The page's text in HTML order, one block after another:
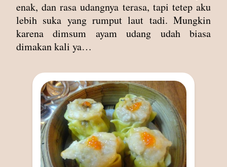
enak, dan rasa udangnya terasa, tapi tetep aku
lebih suka yang rumput laut tadi. Mungkin
karena dimsum ayam udang udah biasa
dimakan kali ya…